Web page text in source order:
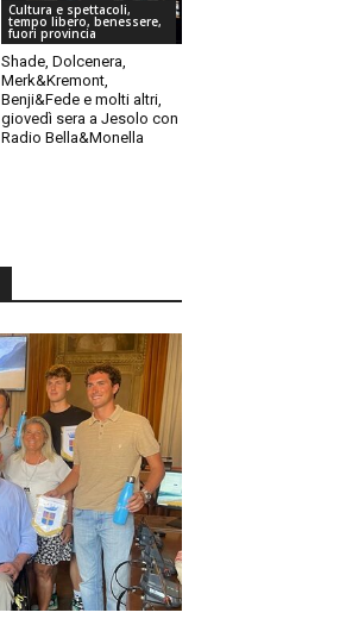
Cultura e spettacoli,
tempo libero, benessere,
fuori provincia
Shade, Dolcenera,
Merk&Kremont,
Benji&Fede e molti altri,
giovedì sera a Jesolo con
Radio Bella&Monella